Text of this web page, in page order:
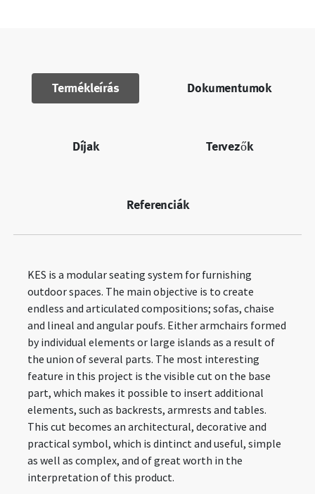
Termékleírás Dokumentumok
Díjak Tervezők
Referenciák
KES is a modular seating system for furnishing
outdoor spaces. The main objective is to create
endless and articulated compositions; sofas, chaise
and lineal and angular poufs. Either armchairs formed
by individual elements or large islands as a result of
the union of several parts. The most interesting
feature in this project is the visible cut on the base
part, which makes it possible to insert additional
elements, such as backrests, armrests and tables.
This cut becomes an architectural, decorative and
practical symbol, which is dintinct and useful, simple
as well as complex, and of great worth in the
interpretation of this product.